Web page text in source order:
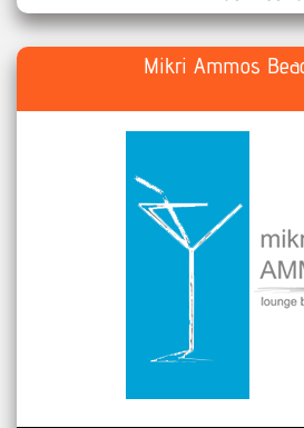
Mikri Ammos